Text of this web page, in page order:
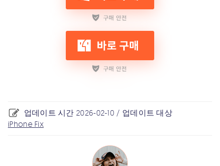
업데이트 시간 2026-02-10 / 업데이트 대상
iPhone Fix